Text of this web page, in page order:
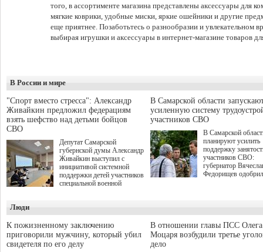
того, в ассортименте магазина представлены аксессуары для
мягкие коврики, удобные миски, яркие ошейники и другие
еще приятнее. Позаботьтесь о разнообразии и
выбирая игрушки и аксессуары в интернет-магазине товаров
В России и мире
"Спорт вместо стресса": Александр
Живайкин предложил федерациям
взять шефство над детьми бойцов
СВО
Депутат Самарской
губернской думы Александр
Живайкин выступил с
инициативой системной
поддержки детей участников
специальной военной
"Помощь фронту и семьям
участников СВО", которая
прошла в Отрадном 7
августа.
В Самарской области
усиленную систему
участников СВО
В Самарской
планируют усилить
поддержку
участников СВО:
губернатор
Федорищев
на трудоустройство
спокойную
мирной жизни.
Люди
К пожизненному заключению
приговорили мужчину, который убил
свидетеля по его делу
В отношении главы ПСС Олега
Моцаря возбудили третье
дело